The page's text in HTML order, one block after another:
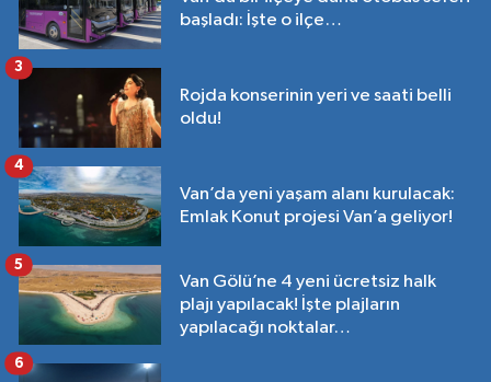
başladı: İşte o ilçe…
Rojda konserinin yeri ve saati belli
oldu!
3
Van’da yeni yaşam alanı kurulacak:
Emlak Konut projesi Van’a geliyor!
4
Van Gölü’ne 4 yeni ücretsiz halk
plajı yapılacak! İşte plajların
yapılacağı noktalar…
5
6